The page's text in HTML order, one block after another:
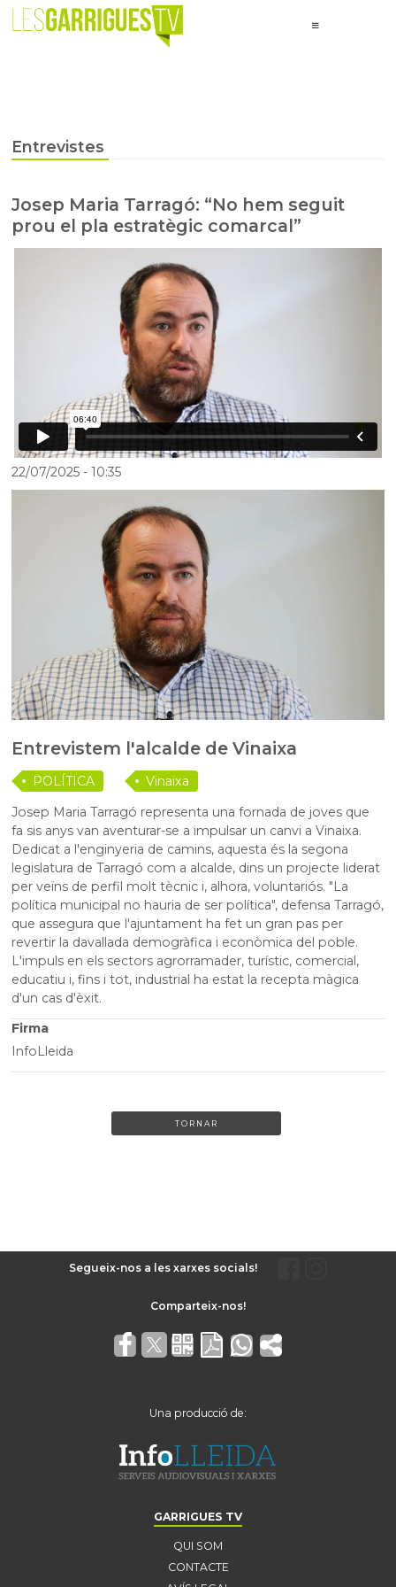
Entrevistes
Josep Maria Tarragó: “No hem seguit
prou el pla estratègic comarcal”
22/07/2025- 10:35
Entrevistem l'alcalde de Vinaixa
POLÍTICA
Vinaixa
Josep Maria Tarragó representa una fornada de joves que
fa sis anys van aventurar-se a impulsar un canvi a Vinaixa.
Dedicat a l'enginyeria de camins, aquesta és la segona
legislatura de Tarragó com a alcalde, dins un projecte liderat
per veïns de perfil molt tècnic i, alhora, voluntariós. "La
política municipal no hauria de ser política", defensa Tarragó,
que assegura que l'ajuntament ha fet un gran pas per
revertir la davallada demogràfica i econòmica del poble.
L'impuls en els sectors agrorramader, turístic, comercial,
educatiu i, fins i tot, industrial ha estat la recepta màgica
d'un cas d'èxit.
Firma
InfoLleida
TORNAR
Segueix-nos a les xarxes socials!
Una producció de:
GARRIGUES TV
QUI SOM
CONTACTE